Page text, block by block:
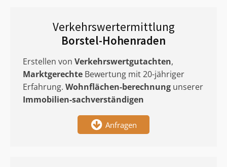
Verkehrswertermittlung
Borstel-Hohenraden
Erstellen von Verkehrswertgutachten,
Marktgerechte Bewertung mit 20-jähriger
Erfahrung. Wohnflächen-berechnung unserer
Immobilien-sachverständigen
Anfragen